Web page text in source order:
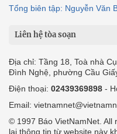
Tổng biên tập: Nguyễn Văn
Liên hệ tòa soạn
Địa chỉ: Tầng 18, Toà nhà
Đình Nghệ, phường Cầu
Điện thoại: 02439369898 -
Email:
© 1997 Báo VietNamNet. All
lại thông tin từ website này